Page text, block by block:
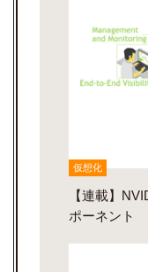
仮想化
【連載】
ポーネント